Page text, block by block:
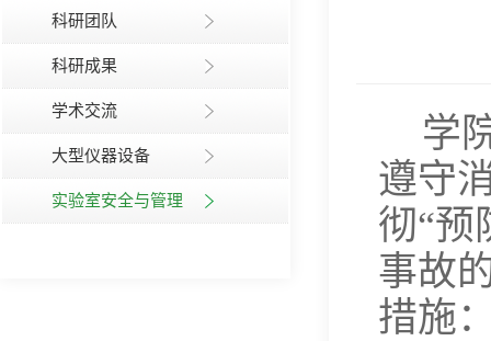
科研团队
科研成果
学术交流
大型仪器设备
实验室安全与管理
学
遵守
彻“预
事故
措施